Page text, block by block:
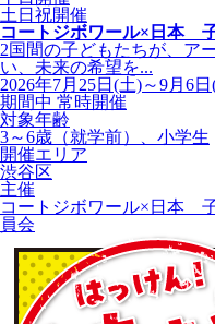
土日祝開催
コートジボワール×日本
2国間の子どもたちが、ア
い、未来の希望を...
2026年7月25日(土)～9月6
期間中 常時開催
対象年齢
3～6歳（就学前）、小学生
開催エリア
渋谷区
主催
コートジボワール×日本
員会